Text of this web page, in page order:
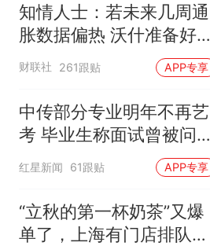
知情人士：若未来几周通
胀数据偏热 沃什准备好加
息
财联社 261跟贴 APP专享
中传部分专业明年不再艺
考 毕业生称面试曾被问
“如何策划晚会” 专家：遏
红星新闻 61跟贴 APP专享
“立秋的第一杯奶茶”又爆
单了，上海有门店排队超